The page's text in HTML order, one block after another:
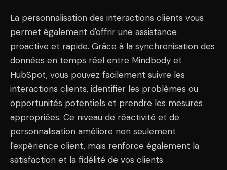
La personnalisation des interactions clients vous
permet également d'offrir une assistance
proactive et rapide. Grâce à la synchronisation des
données en temps réel entre Mindbody et
HubSpot, vous pouvez facilement suivre les
interactions clients, identifier les problèmes ou
opportunités potentiels et prendre les mesures
appropriées. Ce niveau de réactivité et de
personnalisation améliore non seulement
l'expérience client, mais renforce également la
satisfaction et la fidélité de vos clients.